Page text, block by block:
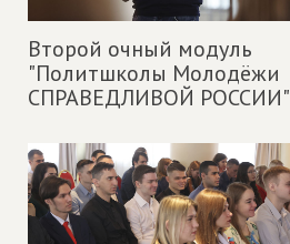
Второй очный модуль
"Политшколы Молодёжи
СПРАВЕДЛИВОЙ РОССИИ"